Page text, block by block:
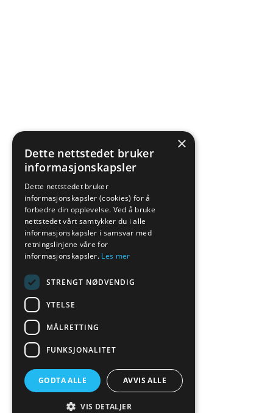
×
Dette nettstedet bruker
informasjonskapsler
Dette nettstedet bruker
informasjonskapsler (cookies) for å
forbedre din opplevelse. Ved å bruke
nettstedet vårt samtykker du i alle
informasjonskapsler i samsvar med
retningslinjene våre for
informasjonskapsler. Les mer
STRENGT NØDVENDIG
YTELSE
MÅLRETTING
FUNKSJONALITET
GODTA ALLE AVVIS ALLE
VIS DETALJER